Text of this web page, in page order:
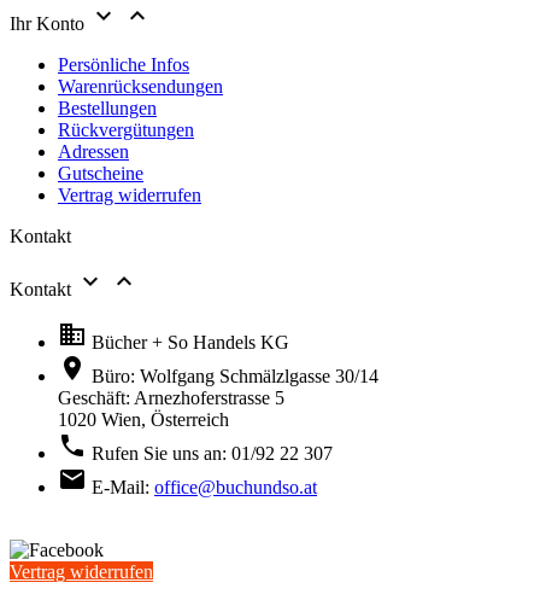
Ihr Konto  
Persönliche Infos
Warenrücksendungen
Bestellungen
Rückvergütungen
Adressen
Gutscheine
Vertrag widerrufen
Kontakt
Kontakt 

 Bücher + So Handels KG
 Büro: Wolfgang Schmälzlgasse 30/14
Geschäft: Arnezhoferstrasse 5
1020 Wien, Österreich
 Rufen Sie uns an: 01/92 22 307
 E-Mail: office@buchundso.at
Vertrag widerrufen